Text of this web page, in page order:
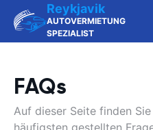
Reykjavik
AUTOVERMIETUNG
SPEZIALIST
FAQs
Auf dieser Seite finden
häufigsten gestellten